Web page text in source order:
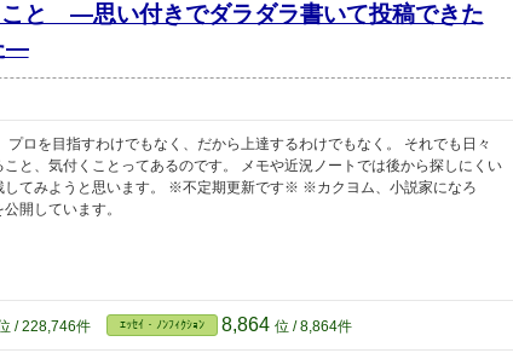
こと ―思い付きでダラダラ書いて投稿できた
―
プロを目指すわけでもなく、だから上達するわけでもなく。 それでも日々
と、気付くことってあるのです。 メモや近況ノートでは後から探しにくい
してみようと思います。 ※不定期更新です※ ※カクヨム、小説家になろ
開しています。
/ 228,746件 ｴｯｾｲ・ﾉﾝﾌｨｸｼｮﾝ 8,864 位 / 8,864件